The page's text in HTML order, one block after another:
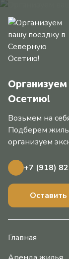
Осетию!
Возьмем на
Подберем
организуем
+7 (918)
Оставить
Главная